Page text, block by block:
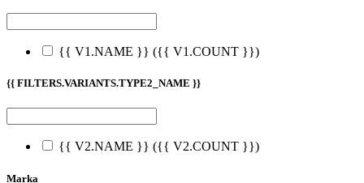
{{ V1.NAME }} ({{ V1.COUNT }})
{{ FILTERS.VARIANTS.TYPE2_NAME }}
{{ V2.NAME }} ({{ V2.COUNT }})
Marka